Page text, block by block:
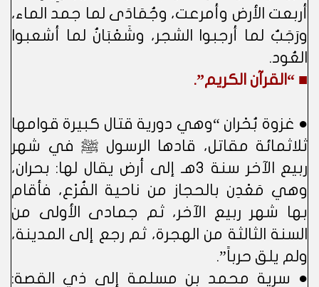
أربعت الأرض وأمرعت، وجُمَادَى لما جمد الماء،
ورَجَبٌ لما أرجبوا الشجر، وشَعْبَانُ لما أشعبوا
العُود.
■ “القرآن الكريم”.
● غزوة بُحْران “وهي دورية قتال كبيرة قوامها
ثلاثمائة مقاتل، قادها الرسول ﷺ في شهر
ربيع الآخر سنة 3هـ إلى أرض يقال لها: بحران،
وهي مَعْدِن بالحجاز من ناحية الفُرْع، فأقام
بها شهر ربيع الآخر، ثم جمادى الأولى من
السنة الثالثة من الهجرة، ثم رجع إلى المدينة،
ولم يلق حرباً”.
● سرية محمد بن مسلمة إلى ذي القصة: